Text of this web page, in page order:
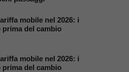
mobile nel 2026: i
del cambio
mobile nel 2026: i
del cambio